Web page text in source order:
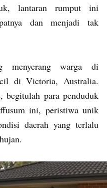
lantaran rumput ini
dan menjadi tak
menyerang warga di
di Victoria, Australia.
begitulah para penduduk
ini, peristiwa unik
daerah yang terlalu